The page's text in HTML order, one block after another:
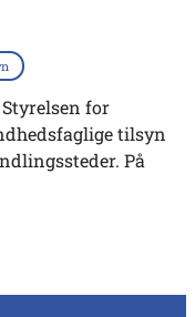
for
tilsyn
På